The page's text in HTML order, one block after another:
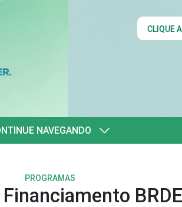
NAVEGANDO
PROGRAMAS
BRDE